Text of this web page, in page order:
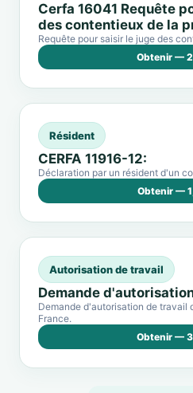
Cerfa 16041 Requête
des contentieux de la
Requête pour saisir le juge des
Obtenir —
Résident
CERFA 11916-12:
Déclaration par un résident d'un
Obtenir —
Autorisation de travail
Demande
Demande d'autorisation de travail
France.
Obtenir —